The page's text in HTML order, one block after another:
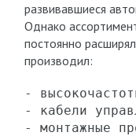
развивавшиеся
Однако
постоянно
производил:
-
- кабели
- монтажные